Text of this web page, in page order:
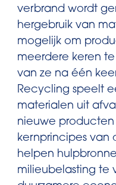
verbrand wordt
hergebruik van
mogelijk om
meerdere keren
van ze na één
Recycling speelt
materialen uit
nieuwe
kernprincipes van
helpen
milieubelasting te